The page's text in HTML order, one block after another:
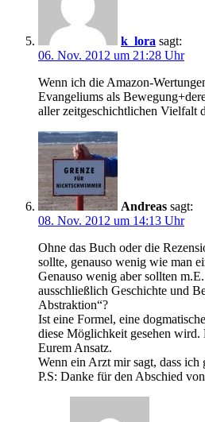
k_lora sagt:
06. Nov. 2012 um 21:28 Uhr
Wenn ich die Amazon-
Evangeliums als
aller zeitgeschichtlichen Vielfalt
Andreas sagt:
08. Nov. 2012 um 14:13 Uhr
Ohne das Buch oder die
sollte, genauso wenig wie man
Genauso wenig aber sollten
ausschließlich Geschichte und
Abstraktion“?
Ist eine Formel, eine
diese Möglichkeit gesehen wird.
Eurem Ansatz.
Wenn ein Arzt mir sagt, dass
P.S: Danke für den Abschied